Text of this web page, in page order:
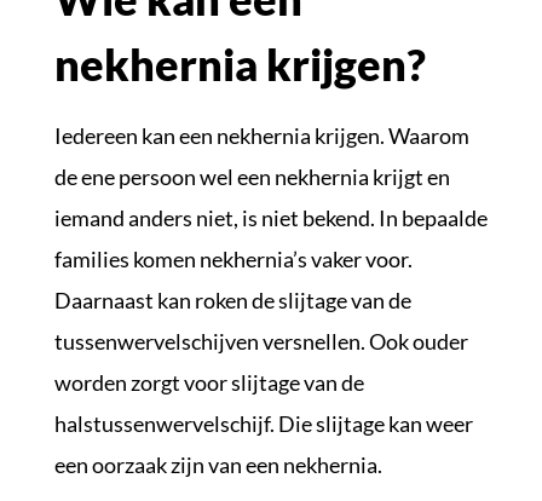
nekhernia krijgen?
Iedereen kan een nekhernia krijgen. Waarom
de ene persoon wel een nekhernia krijgt en
iemand anders niet, is niet bekend. In bepaalde
families komen nekhernia’s vaker voor.
Daarnaast kan roken de slijtage van de
tussenwervelschijven versnellen. Ook ouder
worden zorgt voor slijtage van de
halstussenwervelschijf. Die slijtage kan weer
een oorzaak zijn van een nekhernia.